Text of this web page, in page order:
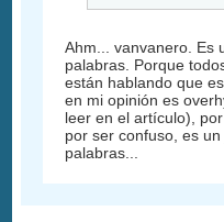
Ahm... vanvanero. Es
palabras. Porque
están hablando que
en mi opinión es
leer en el artículo),
por ser confuso, es
palabras...